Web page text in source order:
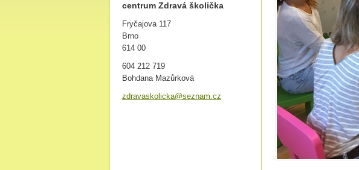
centrum Zdravá školička
Fryčajova 117
Brno
614 00
604 212 719
Bohdana Mazůrková
zdravaskolicka@seznam.cz